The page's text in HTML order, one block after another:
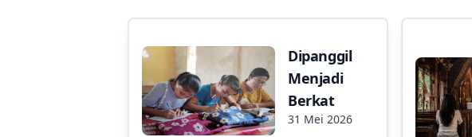
Dipanggil
Menjadi
Berkat
31 Mei 2026